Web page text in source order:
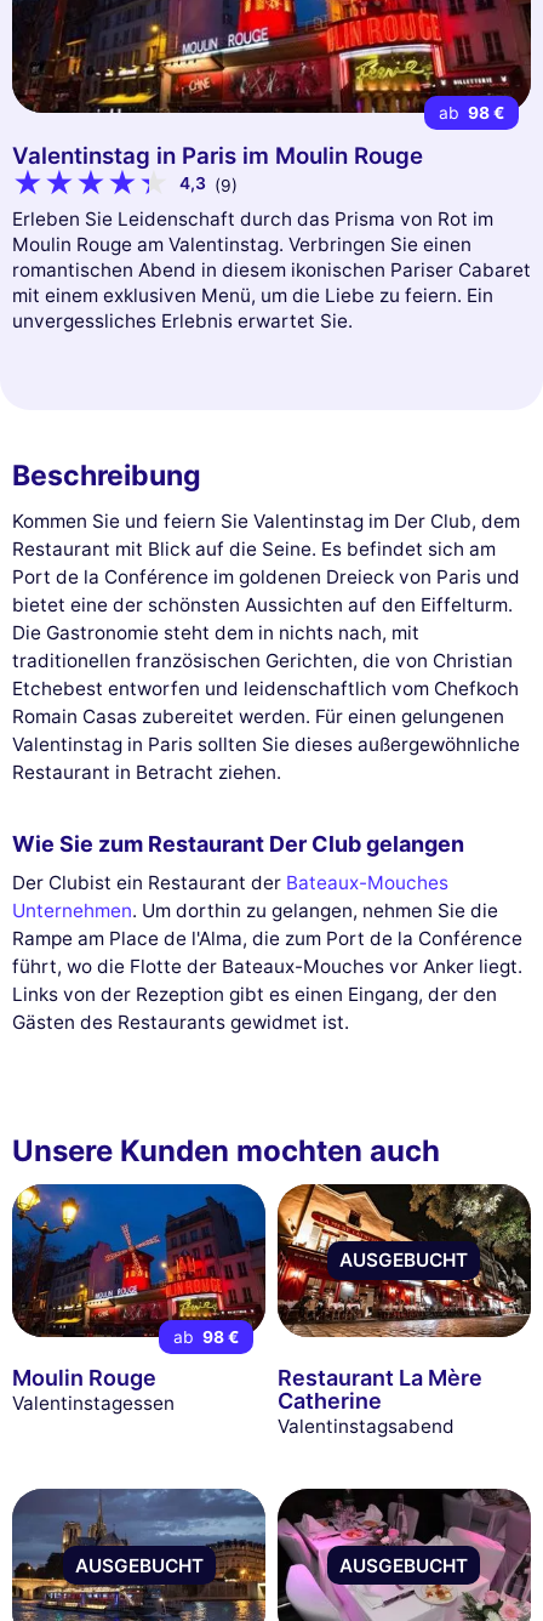
ab 98 €
Valentinstag in Paris im Moulin Rouge
4,3 (9)
Erleben Sie Leidenschaft durch das Prisma von Rot im
Moulin Rouge am Valentinstag. Verbringen Sie einen
romantischen Abend in diesem ikonischen Pariser Cabaret
mit einem exklusiven Menü, um die Liebe zu feiern. Ein
unvergessliches Erlebnis erwartet Sie.
Beschreibung
Kommen Sie und feiern Sie Valentinstag im Der Club, dem
Restaurant mit Blick auf die Seine. Es befindet sich am
Port de la Conférence im goldenen Dreieck von Paris und
bietet eine der schönsten Aussichten auf den Eiffelturm.
Die Gastronomie steht dem in nichts nach, mit
traditionellen französischen Gerichten, die von Christian
Etchebest entworfen und leidenschaftlich vom Chefkoch
Romain Casas zubereitet werden. Für einen gelungenen
Valentinstag in Paris sollten Sie dieses außergewöhnliche
Restaurant in Betracht ziehen.
Wie Sie zum Restaurant Der Club gelangen
Der Clubist ein Restaurant der Bateaux-Mouches
Unternehmen. Um dorthin zu gelangen, nehmen Sie die
Rampe am Place de l'Alma, die zum Port de la Conférence
führt, wo die Flotte der Bateaux-Mouches vor Anker liegt.
Links von der Rezeption gibt es einen Eingang, der den
Gästen des Restaurants gewidmet ist.
Unsere Kunden mochten auch
ab 98 €
Moulin Rouge
Valentinstagessen
AUSGEBUCHT
Restaurant La Mère
Catherine
Valentinstagsabend
AUSGEBUCHT AUSGEBUCHT